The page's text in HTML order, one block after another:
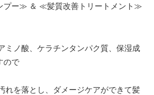
プー≫ ＆ ≪髪質改善トリートメント≫
ミノ酸、ケラチンタンパク質、保湿成
ので
れを落とし、ダメージケアができて髪